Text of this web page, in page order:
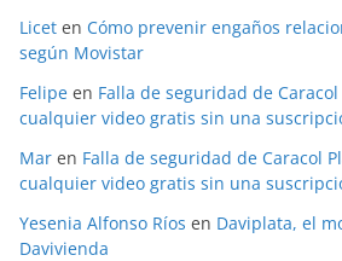
Licet en Cómo prevenir engaños
según Movistar
Felipe en Falla de seguridad de
cualquier video gratis sin una
Mar en Falla de seguridad de Caracol
cualquier video gratis sin una
Yesenia Alfonso Ríos en Daviplata, el
Davivienda